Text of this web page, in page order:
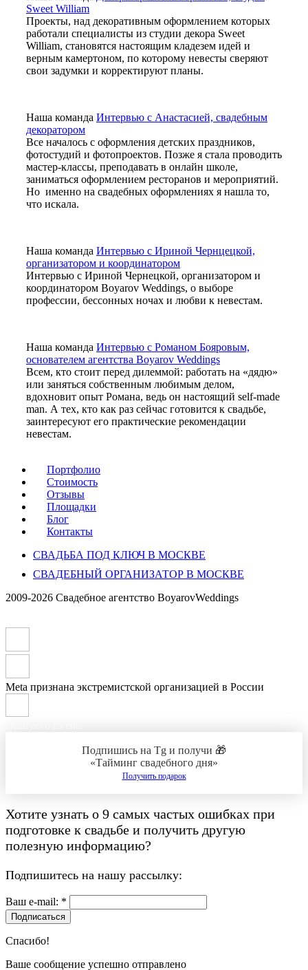
Sweet William
Проекты, над декоративным оформлением которых
работали специалисты из студии декора Sweet
William, становятся настоящим кладезем идей и
верным камертоном, по которому невесты сверяют
свои задумки и корректируют планы.
Наша команда Интервью с Анастасией, свадебным
декоратором
Все началось с оформления детских праздников,
фотостудий и фотопроектов. Позже я стала проводить
мастер-классы, преподавать в онлайн школе,
заниматься оформлением ресторанов и мероприятий.
Но именно на свадебных оформлениях я нашла то,
что искала.
Наша команда Интервью с Ириной Чернцецкой,
организатором и координатором
Интервью с Ириной Чернецкой, организатором и
координатором Boyarov Weddings, о выборе
профессии, бессонных ночах и любви к невестам.
Наша команда Интервью с Романом Бояровым,
основателем агентства Boyarov Weddings
Всем, кто стоит перед дилеммой: работать на «дядю»
или заняться собственным любимым делом,
вдохновит опыт Романа, ведь он настоящий self-made
man. А тех, кто как раз сейчас готовится к свадьбе,
заинтересуют его практические рекомендации
невестам.
Портфолио
Стоимость
Отзывы
Площадки
Блог
Контакты
СВАДЬБА ПОД КЛЮЧ В МОСКВЕ
СВАДЕБНЫЙ ОРГАНИЗАТОР В МОСКВЕ
2009-2026 Свадебное агентство BoyarovWeddings
Meta признана экстремистской организацией в России
Подпишись на Tg и получи 🎁
«Тайминг свадебного дня»
Получить подарок
Хотите узнать о 9 самых частых ошибках при
подготовке к свадьбе и получить другую
полезную информацию?
Подпишитесь на нашу рассылку:
Ваш e-mail: *
Подписаться
Спасибо!
Ваше сообщение успешно отправлено